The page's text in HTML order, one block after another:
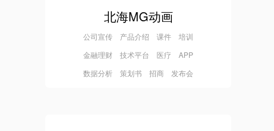
北海MG动画
公司宣传 产品介绍 课件 培训
金融理财 技术平台 医疗 APP
数据分析 策划书 招商 发布会